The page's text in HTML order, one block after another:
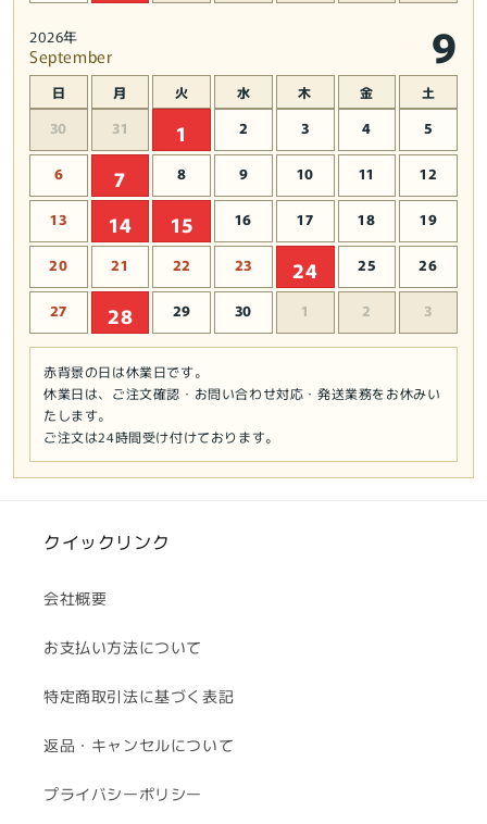
2026年
September 9
日 月 火 水 木 金 土
30 31 1 2 3 4 5
6 7 8 9 10 11 12
13 14 15 16 17 18 19
20 21 22 23 24 25 26
27 28 29 30 1 2 3
赤背景の日は休業日です。
休業日は、ご注文確認・お問い合わせ対応・発送業務をお休みい
たします。
ご注文は24時間受け付けております。
クイックリンク
会社概要
お支払い方法について
特定商取引法に基づく表記
返品・キャンセルについて
プライバシーポリシー